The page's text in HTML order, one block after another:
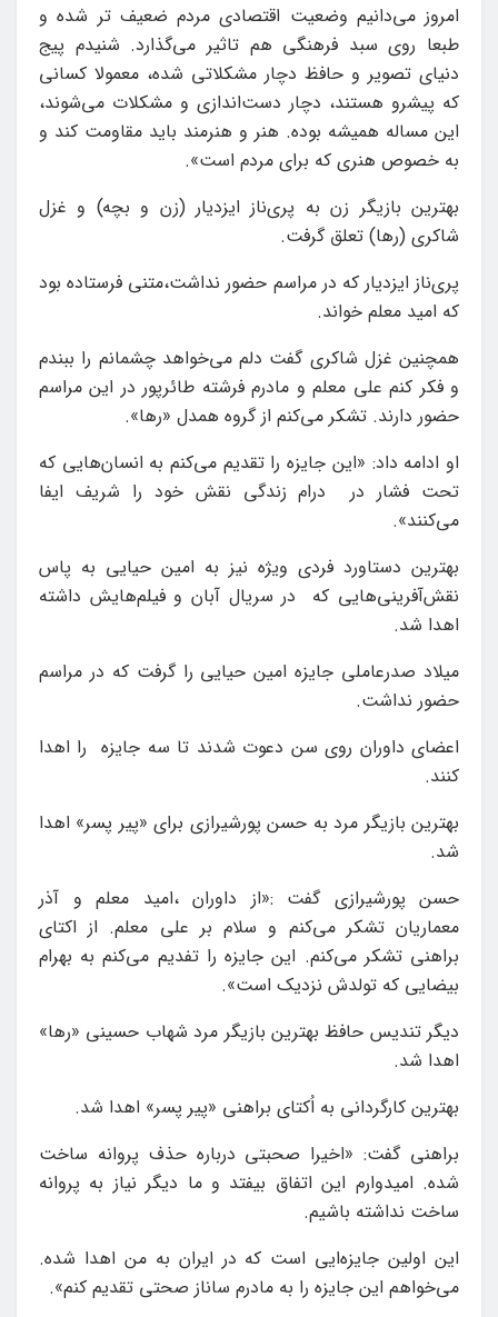
امروز می‌دانیم وضعیت اقتصادی مردم ضعیف تر شده و
طبعا روی سبد فرهنگی هم تاثیر می‌گذارد. شنیدم پیج
دنیای تصویر و حافظ دچار مشکلاتی شده، معمولا کسانی
که پیشرو هستند، دچار دست‌اندازی و مشکلات می‌شوند،
این مساله همیشه بوده. هنر و هنرمند باید مقاومت کند و
به خصوص هنری که برای مردم است».
بهترین بازیگر زن به پری‌ناز ایزدیار (زن‌ و بچه) و غزل
شاکری (رها) تعلق گرفت.
پری‌ناز ایزدیار که در مراسم حضور نداشت،متنی فرستاده بود
که امید معلم خواند.
همچنین غزل شاکری گفت دلم می‌خواهد چشمانم را ببندم
و فکر کنم علی معلم و مادرم فرشته طائرپور در این مراسم
حضور دارند. تشکر می‌کنم از گروه همدل «رها».
او ادامه داد: «این جایزه را تقدیم می‌کنم به انسان‌هایی که
تحت فشار در درام زندگی نقش خود را شریف ایفا
می‌کنند».
بهترین دستاورد فردی ویژه نیز به امین حیایی به پاس
نقش‌آفرینی‌هایی که در سریال آبان و فیلم‌هایش داشته
اهدا شد.
میلاد صدرعاملی جایزه امین حیایی را گرفت که در مراسم
حضور نداشت.
اعضای داوران روی سن دعوت شدند تا سه جایزه را اهدا
کنند.
بهترین بازیگر مرد به حسن پورشیرازی برای «پیر پسر» اهدا
شد.
حسن پورشیرازی گفت :«از داوران ،امید معلم و آذر
معماریان تشکر می‌کنم و سلام بر علی معلم. از اکتای
براهنی تشکر می‌کنم. این جایزه را تفدیم می‌کنم به بهرام
بیضایی که تولدش نزدیک است».
دیگر تندیس حافظ بهترین بازیگر مرد شهاب حسینی «رها»
اهدا شد.
بهترین کارگردانی به اُکتای براهنی «پیر پسر» اهدا شد.
براهنی گفت: «اخیرا صحبتی درباره حذف پروانه ساخت
شده. امیدوارم این اتفاق بیفتد و ما دیگر نیاز به پروانه
ساخت نداشته باشیم.
این اولین جایزه‌ایی است که در ایران به من اهدا شده.
می‌خواهم این جایزه را به مادرم ساناز صحتی تقدیم کنم».